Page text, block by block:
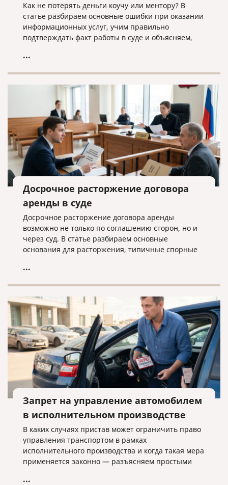
Как не потерять деньги коучу или ментору? В
статье разбираем основные ошибки при оказании
информационных услуг, учим правильно
подтверждать факт работы в суде и объясняем,
прямой путь к взысканию неосновательного
...
Досрочное расторжение договора
аренды в суде
Досрочное расторжение договора аренды
возможно не только по соглашению сторон, но и
через суд. В статье разбираем основные
основания для расторжения, типичные спорные
нужно проверять заранее.
...
Запрет на управление автомобилем
в исполнительном производстве
В каких случаях пристав может ограничить право
управления транспортом в рамках
исполнительного производства и когда такая мера
применяется законно — разъясняем простыми
...